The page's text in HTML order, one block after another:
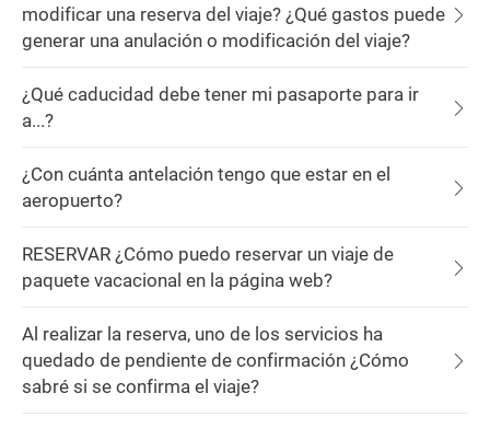
modificar una reserva del viaje? ¿Qué gastos puede
generar una anulación o modificación del viaje?
¿Qué caducidad debe tener mi pasaporte para ir
a...?
¿Con cuánta antelación tengo que estar en el
aeropuerto?
RESERVAR ¿Cómo puedo reservar un viaje de
paquete vacacional en la página web?
Al realizar la reserva, uno de los servicios ha
quedado de pendiente de confirmación ¿Cómo
sabré si se confirma el viaje?